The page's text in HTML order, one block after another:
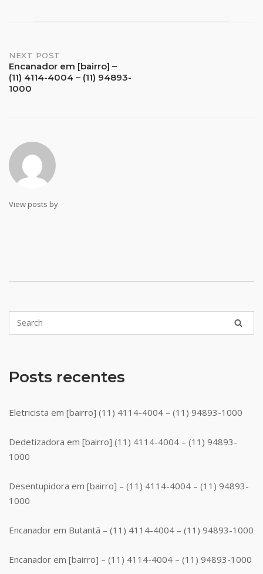
Post
navigation
NEXT POST
Encanador em [bairro] –
(11) 4114-4004 – (11) 94893-
1000
View posts by
Posts recentes
Eletricista em [bairro] (11) 4114-4004 – (11) 94893-1000
Dedetizadora em [bairro] (11) 4114-4004 – (11) 94893-
1000
Desentupidora em [bairro] – (11) 4114-4004 – (11) 94893-
1000
Encanador em Butantã – (11) 4114-4004 – (11) 94893-1000
Encanador em [bairro] – (11) 4114-4004 – (11) 94893-1000